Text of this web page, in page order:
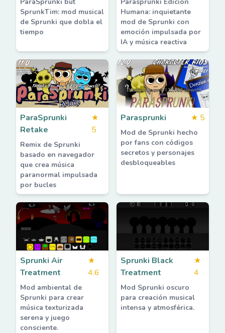
SprunkTim: mod musical
de Sprunki que dobla el
tiempo
Humana: inquietante
mod de Sprunki con
emoción impulsada por
IA y música reactiva
ParaSprunki
Retake
★
5
Remix de Sprunki
basado en navegador
que crea música
paranormal impulsada
por bucles
Parasprunki ★ 5
Mod de Sprunki hecho
por fans con códigos
secretos y personajes
desbloqueables
Sprunki Air
Treatment
★
4.6
Mod ambiental de
Sprunki para crear
música texturizada
serena y juego
consciente.
Sprunki Black
Treatment
★
4
Mod Sprunki oscuro
para creación musical
intensa y atmosférica.